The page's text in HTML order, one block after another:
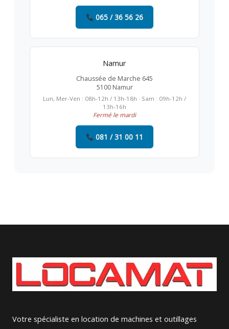
065 / 36 56 26
Namur
Chaussée de Marche 645
5100 Namur
Lun, Mer-Ven : 08h-12h / 13h-18h · Sam : 09h-12h /
13h-16h
Fermé le mardi
081 / 31 00 11
Votre spécialiste en location de machines et outillages